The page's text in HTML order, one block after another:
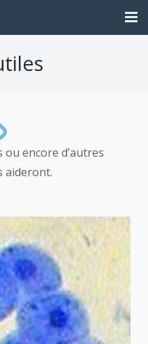
encore d’autres
aideront.